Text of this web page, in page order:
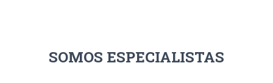
SOMOS ESPECIALISTAS